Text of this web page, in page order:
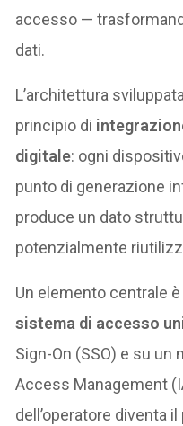
accesso —
dati.
L’architettura
principio di
digitale: ogni
punto di generazione
produce un dato
potenzialmente
Un elemento centrale
sistema di accesso
Sign-On (SSO) e su un
Access Management
dell’operatore diventa